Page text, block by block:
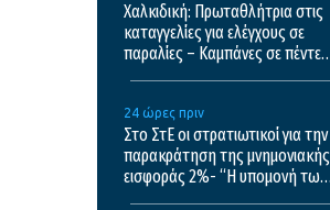
Χαλκιδική: Πρωταθλήτρια στις
καταγγελίες για ελέγχους σε
παραλίες – Καμπάνες σε πέντε
24 ώρες πριν
Στο ΣτΕ οι στρατιωτικοί για την
παρακράτηση της μνημονιακής
εισφοράς 2%- “Η υπομονή των